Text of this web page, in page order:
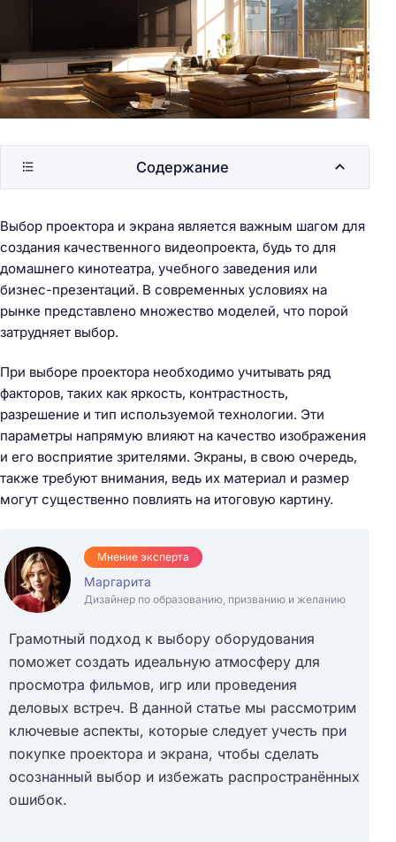
Выбор проектора и экрана является важным шагом для
создания качественного видеопроекта, будь то для
домашнего кинотеатра, учебного заведения или
бизнес-презентаций. В современных условиях на
рынке представлено множество моделей, что порой
затрудняет выбор.
При выборе проектора необходимо учитывать ряд
факторов, таких как яркость, контрастность,
разрешение и тип используемой технологии. Эти
параметры напрямую влияют на качество изображения
и его восприятие зрителями. Экраны, в свою очередь,
также требуют внимания, ведь их материал и размер
могут существенно повлиять на итоговую картину.
Мнение эксперта
Маргарита
Дизайнер по образованию, призванию и желанию
Грамотный подход к выбору оборудования
поможет создать идеальную атмосферу для
просмотра фильмов, игр или проведения
деловых встреч. В данной статье мы рассмотрим
ключевые аспекты, которые следует учесть при
покупке проектора и экрана, чтобы сделать
осознанный выбор и избежать распространённых
ошибок.
Содержание